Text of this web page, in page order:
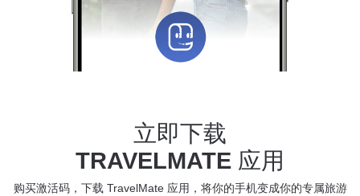
立即下载
TRAVELMATE 应用
购买激活码，下载 TravelMate 应用，将你的手机变成你的专属旅游